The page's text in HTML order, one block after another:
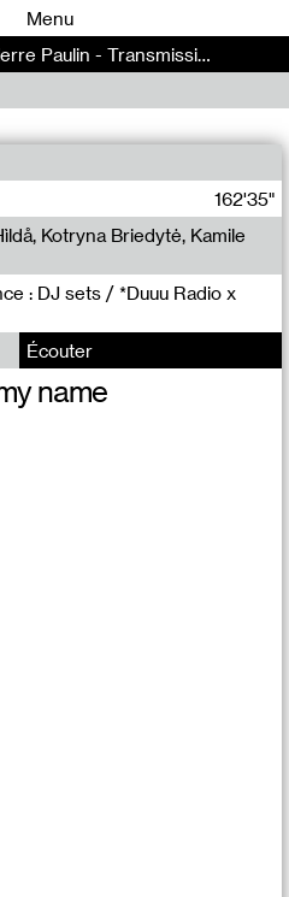
Menu
Paulin - Transmissions (2)
162'35"
: DJ sets / *Duuu Radio x
Kotryna Briedytė, Kamile
Écouter
name
00
00